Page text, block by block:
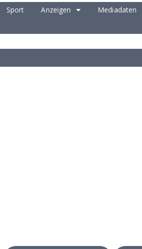
Sport Anzeigen
Mediadaten